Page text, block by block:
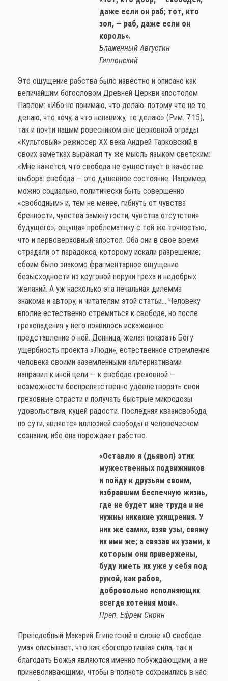
даже если он раб; тот, кто
зол, — раб, даже если он
король».
Блаженный Августин
Гиппонский
Это ощущение рабства было известно и описано как
величайшим богословом Древней Церкви апостолом
Павлом: «Ибо не понимаю, что делаю: потому что не то
делаю, что хочу, а что ненавижу, то делаю» (Рим. 7:15),
так и почти нашим ровесником вне церковной ограды.
«Культовый» режиссер ХХ века Андрей Тарковский в
своих заметках выражал ту же мысль языком светским:
«Мне кажется, что свобода не существует в качестве
выбора: свобода — это душевное состояние. Например,
можно социально, политически быть совершенно
«свободным» и, тем не менее, гибнуть от чувства
бренности, чувства замкнутости, чувства отсутствия
будущего», ощущая проблематику с той же точностью,
что и первоверховный апостол. Оба они в своё время
страдали от парадокса, которому искали разрешение;
обоим было знакомо фрагментарное ощущение
безысходности из круговой поруки греха и недобрых
желаний. А уж насколько эта печальная дилемма
знакома и автору, и читателям этой статьи… Человеку
вполне естественно стремиться к свободе, но после
грехопадения у него появилось искаженное
представление о ней. Денница, желая показать Богу
ущербность проекта «Люди», естественное стремление
человека своими заземленными альтернативами
направил к иной цели — к свободе греховной —
возможности беспрепятственно удовлетворять свои
греховные страсти и получать быстрые микродозы
удовольствия, куцей радости. Последняя квазисвобода,
по сути, является иллюзией свободы в человеческом
сознании, ибо она порождает рабство.
«Оставлю я (дьявол) этих
мужественных подвижников
и пойду к друзьям своим,
избравшим беспечную жизнь,
где не будет мне труда и не
нужны никакие ухищрения. У
них же самих, взяв узы, свяжу
их ими же; а связав их узами, к
которым они привержены,
буду иметь их уже у себя под
рукой, как рабов,
добровольно исполняющих
всегда хотения мои».
Преп. Ефрем Сирин
Преподобный Макарий Египетский в слове «О свободе
ума» описывает, что как «богопротивная сила, так и
благодать Божья являются именно побуждающими, а не
приневоливающими, чтобы в полноте сохранились в нас